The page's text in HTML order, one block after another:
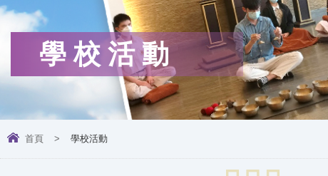
學校活動
首頁 > 學校活動